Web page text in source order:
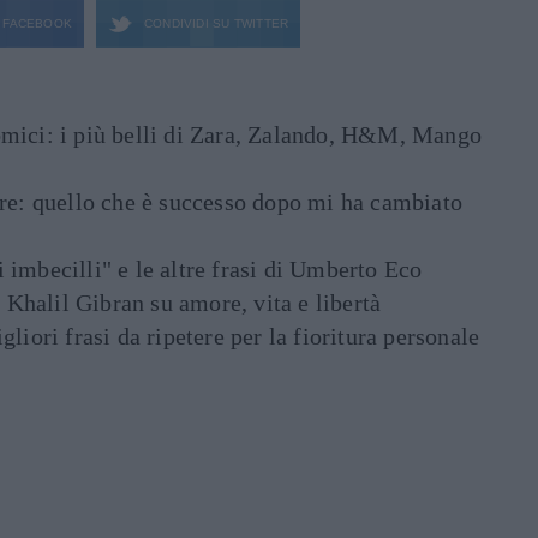
FACEBOOK CONDIVIDI SU TWITTER
i più belli di Zara, Zalando, H&M, Mango
quello che è successo dopo mi ha cambiato
e le altre frasi di Umberto Eco
Gibran su amore, vita e libertà
frasi da ripetere per la fioritura personale